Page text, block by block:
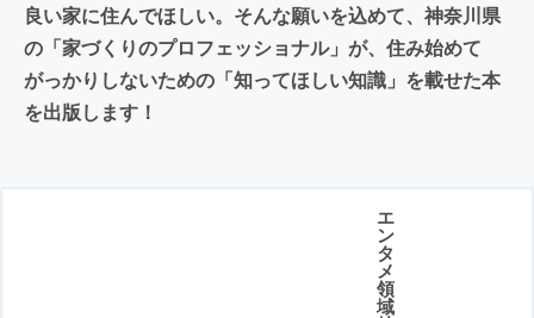
良い家に住んでほしい。そんな願いを込めて、神奈川県
の「家づくりのプロフェッショナル」が、住み始めて
がっかりしないための「知ってほしい知識」を載せた本
を出版します！
エ
ン
タ
メ
領
域